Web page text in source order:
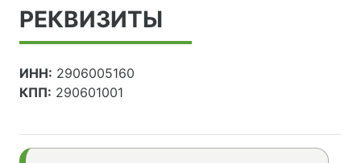
РЕКВИЗИТЫ
ИНН: 2906005160
КПП: 290601001